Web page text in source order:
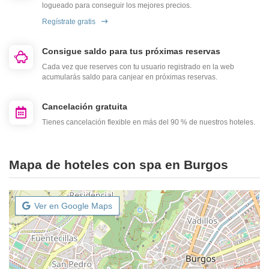
logueado para conseguir los mejores precios.
Regístrate gratis
Consigue saldo para tus próximas reservas
Cada vez que reserves con tu usuario registrado en la web
acumularás saldo para canjear en próximas reservas.
Cancelación gratuita
Tienes cancelación flexible en más del 90 % de nuestros hoteles.
Mapa de hoteles con spa en Burgos
Ver en Google Maps